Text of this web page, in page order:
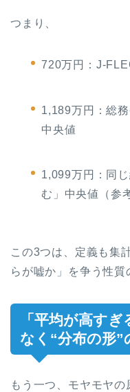
つまり、
720万円：J-
1,189万円：総
中央値
1,099万円：同
む」中央値（参
この3つは、定義も集
らが嘘か」を争う性質
「平均が高す
なく“分布の形”
もう一つ、モヤモヤの